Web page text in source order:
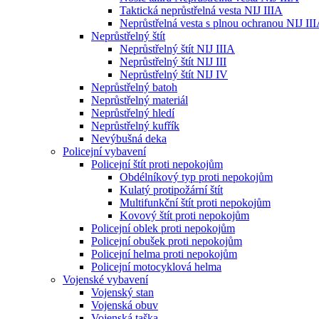
Taktická neprůstřelná vesta NIJ IIIA
Neprůstřelná vesta s plnou ochranou NIJ
Neprůstřelný štít
Neprůstřelný štít NIJ IIIA
Neprůstřelný štít NIJ III
Neprůstřelný štít NIJ IV
Neprůstřelný batoh
Neprůstřelný materiál
Neprůstřelný hledí
Neprůstřelný kufřík
Nevýbušná deka
Policejní vybavení
Policejní štít proti nepokojům
Obdélníkový typ proti nepokojům
Kulatý protipožární štít
Multifunkční štít proti nepokojům
Kovový štít proti nepokojům
Policejní oblek proti nepokojům
Policejní obušek proti nepokojům
Policejní helma proti nepokojům
Policejní motocyklová helma
Vojenské vybavení
Vojenský stan
Vojenská obuv